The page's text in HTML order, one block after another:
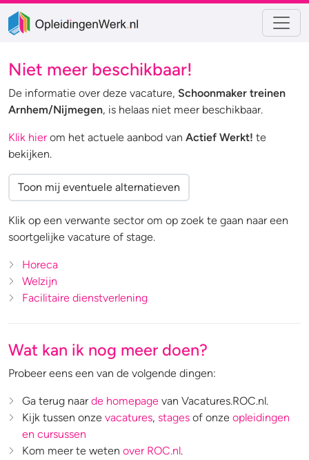
Niet meer beschikbaar!
De informatie over deze vacature, Schoonmaker treinen
Arnhem/Nijmegen, is helaas niet meer beschikbaar.
Klik hierom het actuele aanbod van Actief Werkt! te
bekijken.
Toon mij eventuele alternatieven
Klik op een verwante sector om op zoek te gaan naar een
soortgelijke vacature of stage.
Horeca
Welzijn
Facilitaire dienstverlening
Wat kan ik nog meer doen?
Probeer eens een van de volgende dingen:
Ga terug naar de homepage van Vacatures.ROC.nl.
Kijk tussen onze vacatures, stages of onze opleidingen
en cursussen
Kom meer te weten over ROC.nl.